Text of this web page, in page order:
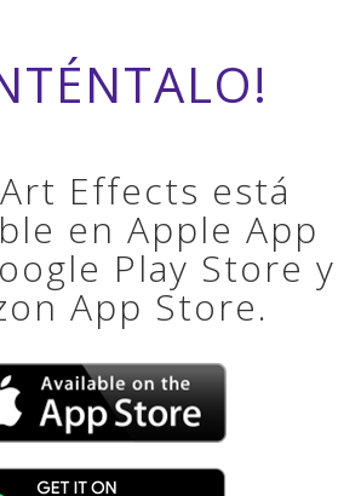
Effects está
en Apple App
Play Store y
App Store.